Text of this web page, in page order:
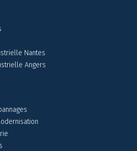
Nantes
Angers